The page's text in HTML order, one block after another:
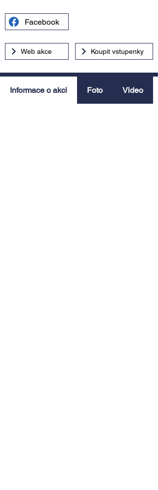
Facebook
Web akce Koupit vstupenky
Informace o akci Foto Video